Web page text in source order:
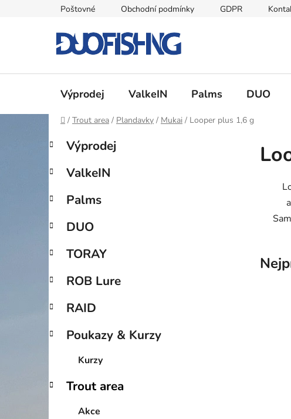
Poštovné Obchodní podmínky GDPR
Výprodej ValkeIN Palms DUO
Domů
/ Trout area / Plandavky / Mukai / Looper plus 1,6 g
P
s
r
n
n
í
p
n
l
Přeskočit
kategorie
K
a
e
o
i
Výprodej
ValkeIN
Palms
DUO
TORAY
ROB Lure
RAID
Poukazy & Kurzy
Kurzy
Trout area
Akce